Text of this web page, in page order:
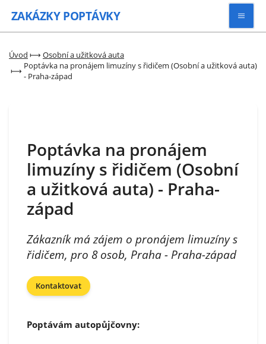
ZAKÁZKY POPTÁVKY
Vyhledávat
Zaregistrovat se
Úvod ⟼ Osobní a užitková auta
⟼ Poptávka na pronájem limuzíny s řidičem (Osobní a užitková auta)
- Praha-západ
Poptávka na pronájem
limuzíny s řidičem (Osobní
a užitková auta) - Praha-
západ
Zákazník má zájem o pronájem limuzíny s
řidičem, pro 8 osob, Praha - Praha-západ
Kontaktovat
Poptávám autopůjčovny: